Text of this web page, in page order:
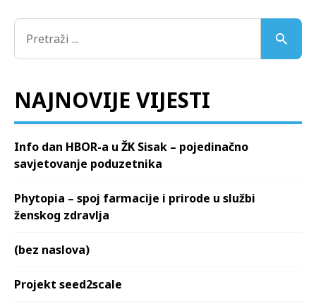
NAJNOVIJE VIJESTI
Info dan HBOR-a u ŽK Sisak – pojedinačno
savjetovanje poduzetnika
Phytopia – spoj farmacije i prirode u službi
ženskog zdravlja
(bez naslova)
Projekt seed2scale